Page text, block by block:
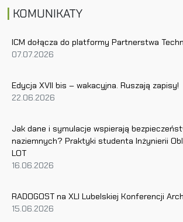
KOMUNIKATY
ICM dołącza do platformy Partnerstwa
07.07.2026
Edycja XVII bis – wakacyjna. Ruszają zapisy!
22.06.2026
Jak dane i symulacje wspierają
naziemnych? Praktyki studenta Inżynierii
LOT
16.06.2026
RADOGOST na XLI Lubelskiej Konferencji
15.06.2026
w
p
s
u